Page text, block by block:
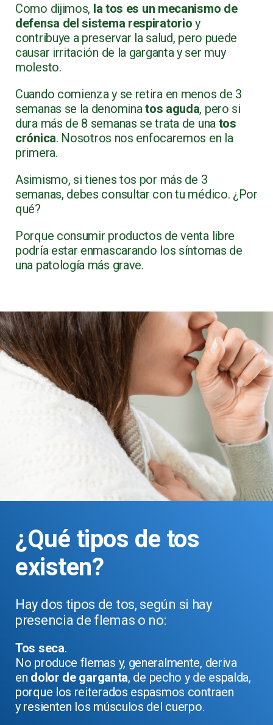
Como dijimos, la tos es un mecanismo de
defensa del sistema respiratorio y
contribuye a preservar la salud, pero puede
causar irritación de la garganta y ser muy
molesto.
Cuando comienza y se retira en menos de 3
semanas se la denominatos aguda, pero si
dura más de 8 semanas se trata de una tos
crónica. Nosotros nos enfocaremos en la
primera.
Asimismo, si tienes tos por más de 3
semanas, debes consultar con tu médico. ¿Por
qué?
Porque consumir productos de venta libre
podría estar enmascarando los síntomas de
una patología más grave.
¿Qué tipos de tos
existen?
Hay dos tipos de tos, según si hay
presencia de flemas o no:
Tos seca.
No produce flemas y, generalmente, deriva
en dolor de garganta, de pecho y de espalda,
porque los reiterados espasmos contraen
y resienten los músculos del cuerpo.